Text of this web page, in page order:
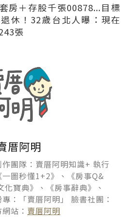
房＋存股千張00878...目標
休！32歲台北人曝：現在
張
厝阿明
團隊：賣厝阿明知識+ 執行
圖秒懂1+2》、《房事Q&
寶典》、《房事辭典》、
：「賣厝阿明」 臉書社團：
站： 賣厝阿明